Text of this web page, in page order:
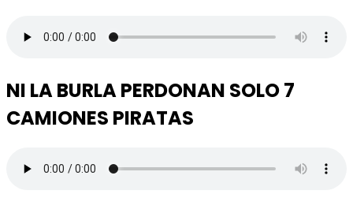
NI LA BURLA PERDONAN SOLO 7
CAMIONES PIRATAS